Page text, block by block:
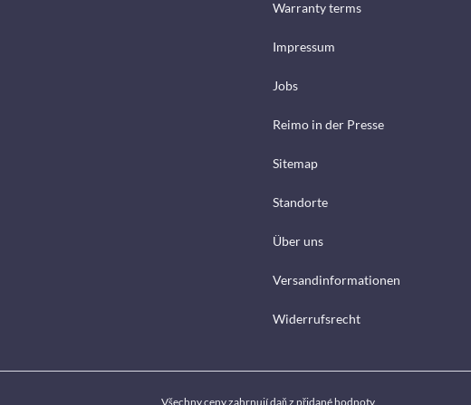
Warranty terms
Impressum
Jobs
Reimo in der Presse
Sitemap
Standorte
Über uns
Versandinformationen
Widerrufsrecht
Všechny ceny zahrnují daň z přidané hodnoty